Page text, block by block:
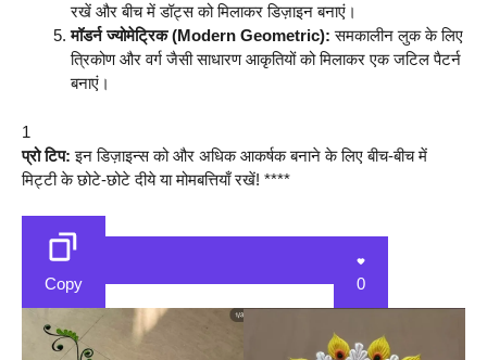
रखें और बीच में डॉट्स को मिलाकर डिज़ाइन बनाएं।
मॉडर्न ज्योमेट्रिक (Modern Geometric): समकालीन लुक के लिए
त्रिकोण और वर्ग जैसी साधारण आकृतियों को मिलाकर एक जटिल पैटर्न
बनाएं।
1
प्रो टिप: इन डिज़ाइन्स को और अधिक आकर्षक बनाने के लिए बीच-बीच में
मिट्टी के छोटे-छोटे दीये या मोमबत्तियाँ रखें! ****
Copy 0